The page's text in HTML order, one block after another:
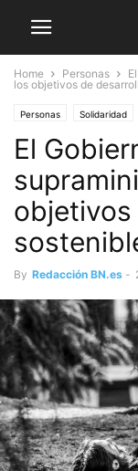
Home Personas
los objetivos de
Personas Solidaridad
El
By Redacción BN.es -